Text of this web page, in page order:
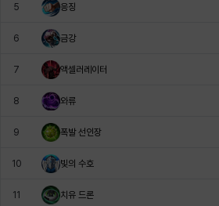
이슈트반
츠바메
코렐라인
5 응징
6 금강
7 액셀러레이터
8 와류
9 폭발 선인장
10 빛의 수호
11 치유 드론